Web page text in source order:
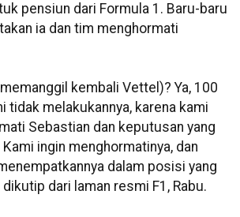
pensiun dari Formula 1. Baru-baru
ia dan tim menghormati
kembali Vettel)? Ya, 100
tidak melakukannya, karena kami
Sebastian dan keputusan yang
ingin menghormatinya, dan
dalam posisi yang
dari laman resmi F1, Rabu.